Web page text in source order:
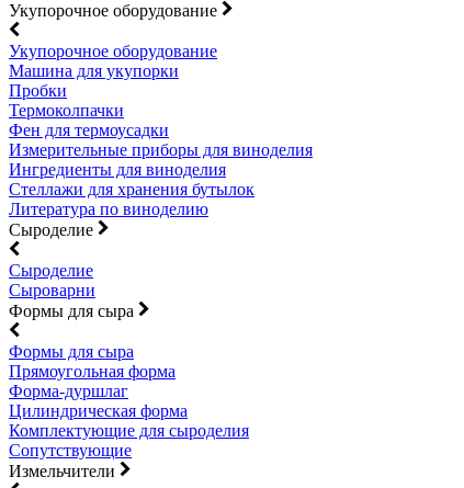
Укупорочное оборудование
Укупорочное оборудование
Машина для укупорки
Пробки
Термоколпачки
Фен для термоусадки
Измерительные приборы для виноделия
Ингредиенты для виноделия
Стеллажи для хранения бутылок
Литература по виноделию
Сыроделие
Сыроделие
Сыроварни
Формы для сыра
Формы для сыра
Прямоугольная форма
Форма-дуршлаг
Цилиндрическая форма
Комплектующие для сыроделия
Сопутствующие
Измельчители